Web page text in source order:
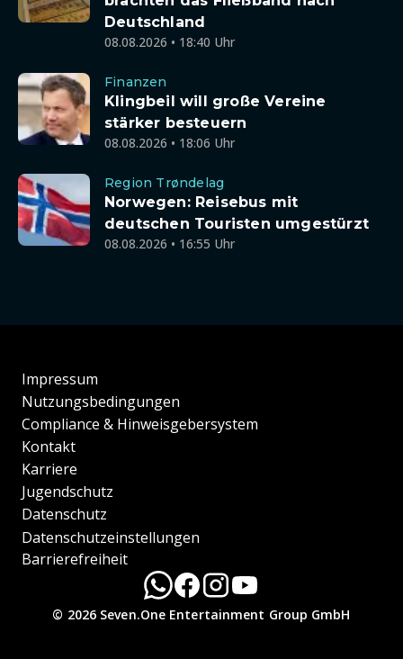
Deutschland
08.08.2026 • 18:40 Uhr
Finanzen
Klingbeil will große Vereine
stärker besteuern
08.08.2026 • 18:06 Uhr
Region Trøndelag
Norwegen: Reisebus mit
deutschen Touristen umgestürzt
08.08.2026 • 16:55 Uhr
Impressum
Nutzungsbedingungen
Compliance & Hinweisgebersystem
Kontakt
Karriere
Jugendschutz
Datenschutz
Datenschutzeinstellungen
Barrierefreiheit
© 2026 Seven.One Entertainment Group GmbH